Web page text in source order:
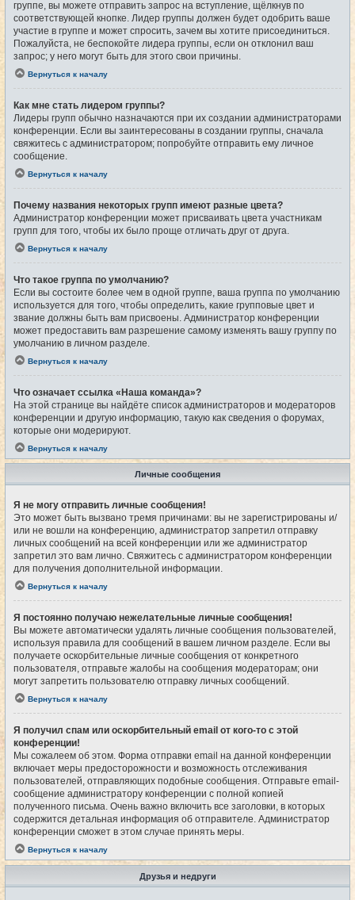
группе, вы можете отправить запрос на вступление, щёлкнув по
соответствующей кнопке. Лидер группы должен будет одобрить ваше
участие в группе и может спросить, зачем вы хотите присоединиться.
Пожалуйста, не беспокойте лидера группы, если он отклонил ваш
запрос; у него могут быть для этого свои причины.
Вернуться к началу
Как мне стать лидером группы?
Лидеры групп обычно назначаются при их создании администраторами
конференции. Если вы заинтересованы в создании группы, сначала
свяжитесь с администратором; попробуйте отправить ему личное
сообщение.
Вернуться к началу
Почему названия некоторых групп имеют разные цвета?
Администратор конференции может присваивать цвета участникам
групп для того, чтобы их было проще отличать друг от друга.
Вернуться к началу
Что такое группа по умолчанию?
Если вы состоите более чем в одной группе, ваша группа по умолчанию
используется для того, чтобы определить, какие групповые цвет и
звание должны быть вам присвоены. Администратор конференции
может предоставить вам разрешение самому изменять вашу группу по
умолчанию в личном разделе.
Вернуться к началу
Что означает ссылка «Наша команда»?
На этой странице вы найдёте список администраторов и модераторов
конференции и другую информацию, такую как сведения о форумах,
которые они модерируют.
Вернуться к началу
Личные сообщения
Я не могу отправить личные сообщения!
Это может быть вызвано тремя причинами: вы не зарегистрированы и/
или не вошли на конференцию, администратор запретил отправку
личных сообщений на всей конференции или же администратор
запретил это вам лично. Свяжитесь с администратором конференции
для получения дополнительной информации.
Вернуться к началу
Я постоянно получаю нежелательные личные сообщения!
Вы можете автоматически удалять личные сообщения пользователей,
используя правила для сообщений в вашем личном разделе. Если вы
получаете оскорбительные личные сообщения от конкретного
пользователя, отправьте жалобы на сообщения модераторам; они
могут запретить пользователю отправку личных сообщений.
Вернуться к началу
Я получил спам или оскорбительный email от кого-то с этой
конференции!
Мы сожалеем об этом. Форма отправки email на данной конференции
включает меры предосторожности и возможность отслеживания
пользователей, отправляющих подобные сообщения. Отправьте email-
сообщение администратору конференции с полной копией
полученного письма. Очень важно включить все заголовки, в которых
содержится детальная информация об отправителе. Администратор
конференции сможет в этом случае принять меры.
Вернуться к началу
Друзья и недруги